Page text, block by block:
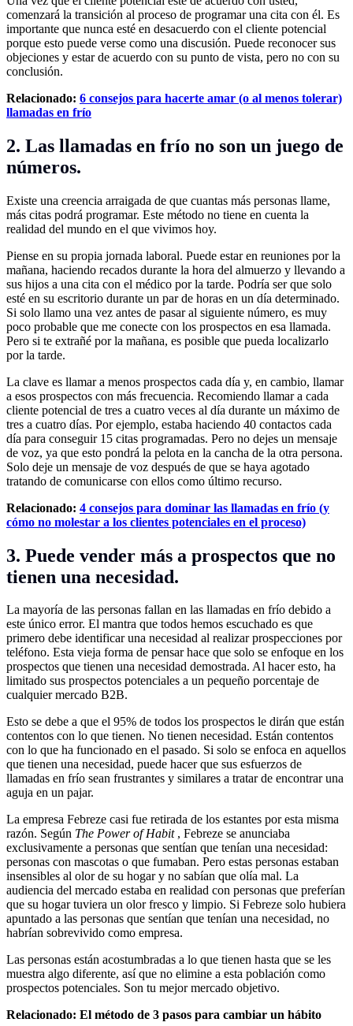
comenzará la transición al proceso de programar una cita con él. Es
importante que nunca esté en desacuerdo con el cliente potencial
porque esto puede verse como una discusión. Puede reconocer sus
objeciones y estar de acuerdo con su punto de vista, pero no con su
conclusión.
Relacionado: 6 consejos para hacerte amar (o al menos tolerar)
llamadas en frío
2. Las llamadas en frío no son un juego de
números.
Existe una creencia arraigada de que cuantas más personas llame,
más citas podrá programar. Este método no tiene en cuenta la
realidad del mundo en el que vivimos hoy.
Piense en su propia jornada laboral. Puede estar en reuniones por la
mañana, haciendo recados durante la hora del almuerzo y llevando a
sus hijos a una cita con el médico por la tarde. Podría ser que solo
esté en su escritorio durante un par de horas en un día determinado.
Si solo llamo una vez antes de pasar al siguiente número, es muy
poco probable que me conecte con los prospectos en esa llamada.
Pero si te extrañé por la mañana, es posible que pueda localizarlo
por la tarde.
La clave es llamar a menos prospectos cada día y, en cambio, llamar
a esos prospectos con más frecuencia. Recomiendo llamar a cada
cliente potencial de tres a cuatro veces al día durante un máximo de
tres a cuatro días. Por ejemplo, estaba haciendo 40 contactos cada
día para conseguir 15 citas programadas. Pero no dejes un mensaje
de voz, ya que esto pondrá la pelota en la cancha de la otra persona.
Solo deje un mensaje de voz después de que se haya agotado
tratando de comunicarse con ellos como último recurso.
Relacionado: 4 consejos para dominar las llamadas en frío (y
cómo no molestar a los clientes potenciales en el proceso)
3. Puede vender más a prospectos que no
tienen una necesidad.
La mayoría de las personas fallan en las llamadas en frío debido a
este único error. El mantra que todos hemos escuchado es que
primero debe identificar una necesidad al realizar prospecciones por
teléfono. Esta vieja forma de pensar hace que solo se enfoque en los
prospectos que tienen una necesidad demostrada. Al hacer esto, ha
limitado sus prospectos potenciales a un pequeño porcentaje de
cualquier mercado B2B.
Esto se debe a que el 95% de todos los prospectos le dirán que están
contentos con lo que tienen. No tienen necesidad. Están contentos
con lo que ha funcionado en el pasado. Si solo se enfoca en aquellos
que tienen una necesidad, puede hacer que sus esfuerzos de
llamadas en frío sean frustrantes y similares a tratar de encontrar una
aguja en un pajar.
La empresa Febreze casi fue retirada de los estantes por esta misma
razón. Según The Power of Habit, Febreze se anunciaba
exclusivamente a personas que sentían que tenían una necesidad:
personas con mascotas o que fumaban. Pero estas personas estaban
insensibles al olor de su hogar y no sabían que olía mal. La
audiencia del mercado estaba en realidad con personas que preferían
que su hogar tuviera un olor fresco y limpio. Si Febreze solo hubiera
apuntado a las personas que sentían que tenían una necesidad, no
habrían sobrevivido como empresa.
Las personas están acostumbradas a lo que tienen hasta que se les
muestra algo diferente, así que no elimine a esta población como
prospectos potenciales. Son tu mejor mercado objetivo.
Relacionado: El método de 3 pasos para cambiar un hábito